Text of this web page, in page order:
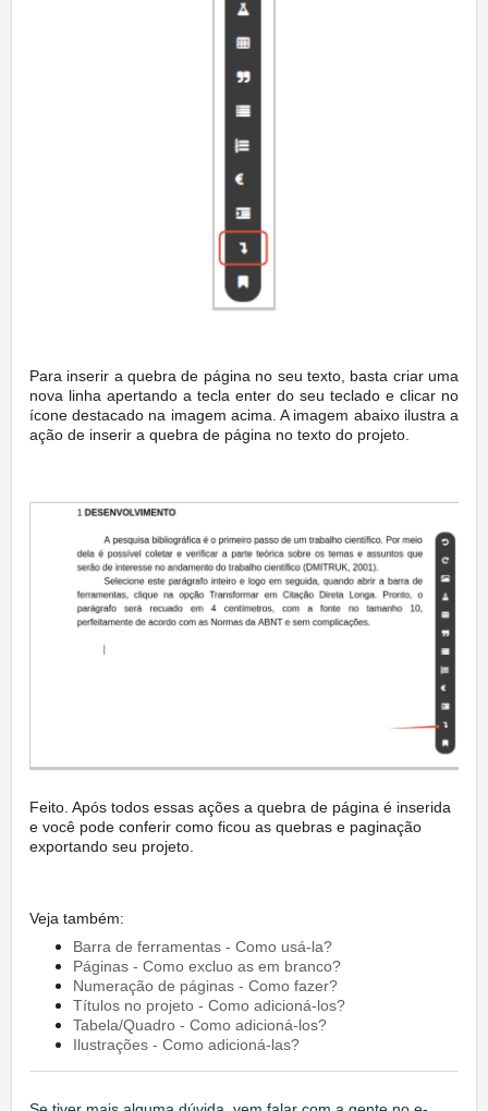
Para inserir a quebra de página no seu texto, basta criar uma
nova linha apertando a tecla enter do seu teclado e clicar no
ícone destacado na imagem acima. A imagem abaixo ilustra a
ação de inserir a quebra de página no texto do projeto.
Feito. Após todos essas ações a quebra de página é inserida
e você pode conferir como ficou as quebras e paginação
exportando seu projeto.
Veja também:
Barra de ferramentas - Como usá-la?
Páginas - Como excluo as em branco?
Numeração de páginas - Como fazer?
Títulos no projeto - Como adicioná-los?
Tabela/Quadro - Como adicioná-los?
Ilustrações - Como adicioná-las?